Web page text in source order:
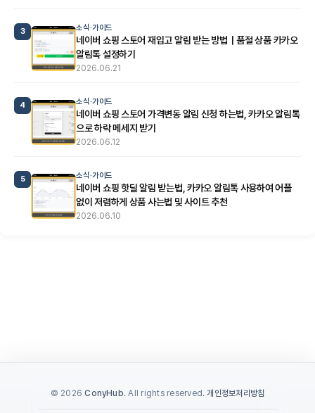
3 소식·가이드
네이버 쇼핑 스토어 재입고 알림 받는 방법｜품절 상품 카카오
알림톡 설정하기
2026.06.21
4 소식·가이드
네이버 쇼핑 스토어 가격변동 알림 신청 하는법, 카카오 알림톡
으로 하락 메세지 받기
2026.06.12
5 소식·가이드
네이버 쇼핑 핫딜 알림 받는법, 카카오 알림톡 사용하여 어플
없이 저렴하게 상품 사는법 및 사이트 추천
2026.06.10
© 2026ConyHub. All rights reserved.개인정보처리방침